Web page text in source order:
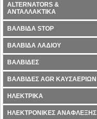
ALTERNATORS &
ΑΝΤΑΛΛΑΚΤΙΚΑ
ΒΑΛΒΙΔΑ STOP
ΒΑΛΒΙΔΑ ΛΑΔΙΟΥ
ΒΑΛΒΙΔΕΣ
ΒΑΛΒΙΔΕΣ AGR ΚΑΥΣΑΕΡΙΩΝ
ΗΛΕΚΤΡΙΚΑ
ΗΛΕΚΤΡΟΝΙΚΕΣ ΑΝΑΦΛΕΞΗΣ